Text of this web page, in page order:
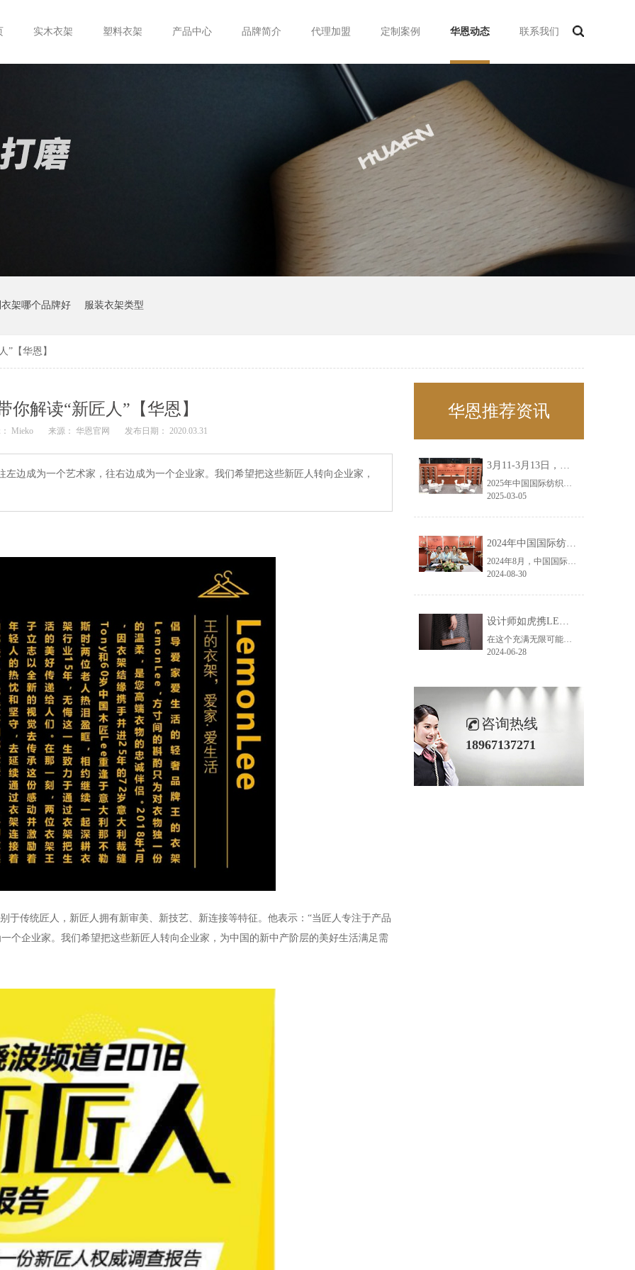
实木衣架 塑料衣架 产品中心 品牌简介 代理加盟 定制案例 华恩动态 联系我们
架哪个品牌好 服装衣架类型
”【华恩】
你解读“新匠人”【华恩】
Mieko 来源： 华恩官网 发布日期： 2020.03.31
边成为一个艺术家，往右边成为一个企业家。我们希望把这些新匠人转向企业家，
于传统匠人，新匠人拥有新审美、新技艺、新连接等特征。他表示：“当匠人专注于产品
个企业家。我们希望把这些新匠人转向企业家，为中国的新中产阶层的美好生活满足需
华恩推荐资讯
3月11-3月13日，华恩诚邀您共赴上海面辅料春夏展——华恩
2025年中国国际纺织面料及辅料（春夏）博览会即将盛大开启！感谢您对华恩品牌的关注！3.11-3.13，杭州华恩（LEMONLEE）诚邀您共赴这场春日的宴会！
2025-03-05
2024年中国国际纺织面料及辅料（秋冬）博览会完美收官！——华恩
2024年8月，中国国际纺织面料及辅料（秋冬）博览会完美收官！作为一家拥有30年历史的专业衣架制造商，我们非常荣幸能够参与这一盛会，并在此期间与众多客户进行了广泛而深入的交流。
2024-08-30
设计师如虎携LEMONLEE红雪松礼盒荣获第六届未来·已来香港新锐当代设计奖铜奖
在这个充满无限可能的2024年夏季，LEMONLEE品牌设计师如虎以其非凡的创意与对自然的深刻理解，精心打造的红雪松木球礼盒，在“2024未来·已来——第六届香港新锐当代设计奖”中摘得铜奖。这不仅是对设计师如虎原创设计能力的嘉奖，更是对LEMONLEE品牌的高度认可。
2024-06-28
咨询热线
18967137271